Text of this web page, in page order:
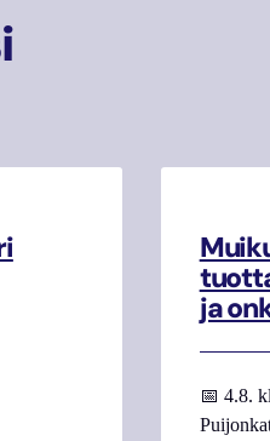
ja
📅 4.8.